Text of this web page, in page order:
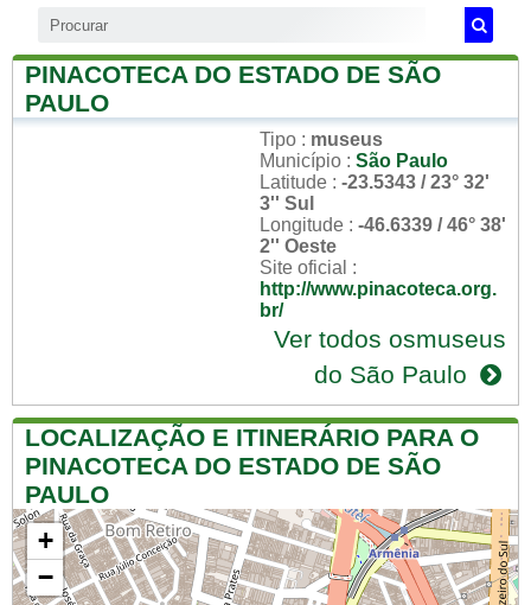
PINACOTECA DO ESTADO DE SÃO
PAULO
Tipo : museus
Município : São Paulo
Latitude : -23.5343 / 23° 32'
3'' Sul
Longitude : -46.6339 / 46° 38'
2'' Oeste
Site oficial :
http://www.pinacoteca.org.
br/
Ver todos osmuseus
do São Paulo
LOCALIZAÇÃO E ITINERÁRIO PARA O
PINACOTECA DO ESTADO DE SÃO
PAULO
+
−